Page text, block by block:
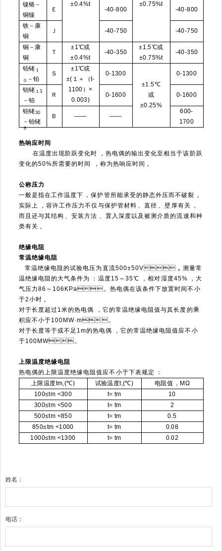
±0.4%t
±0.75%t
镍铬－
铜镍
Ｅ -40-800 -40-800
铁－康
铜
Ｊ -40-750 -40-750
铜－康
铜
Ｔ
±1℃或
±0.4%t
-40-350
±1.5℃或
±0.75%t
-40-350
铂铑 １
０ －铂
Ｓ
±1℃或
±(１＋（t-
1100）×
0.003)
0-1300
±1.5℃
或
±0.25%
0-1300
铂铑 １3
－铂
Ｒ 0-1600 0-1600
铂铑30
－铂铑
６
Ｂ —— ——
600-
1700
热响应时间
在温度出现阶跃变化时，热电偶的输出变化至相当于该阶跃
变化的50%所需要的时间，称为热响应时间。
公称压力
一般是指在工作温度下，保护管所能承受的静态外压而不破裂。
实际上，容许工作压力不仅与保护管材料、直径、壁厚有关，
而且还与其结构、安装方法、置入深度以及被测介质的流速和种
类有关。
绝缘电阻
常温绝缘电阻
常温绝缘电阻的试验电压为直流500±50V，测量常
温绝缘电阻的大气条件为：温度15～35℃，相对湿度45%，大
气压力86～106KPa。热电偶在该条件下放置时间不小
于2小时。
对于长度超过1米的热电偶，它的常温绝缘电阻值与其长度的乘
积应不小于100MW·m。
对于长度等于或不足1m的热电偶，它的常温绝缘电阻值应不小
于100MW。
上限温度绝缘电阻
热电偶的上限温度绝缘电阻值应不小于下表规定：
上限温度tm,(℃)
试验温度t,(℃)
电阻值，MΩ
100≤tm <300 t= tm
10
300≤tm <500 t= tm
2
500≤tm <850 t= tm
0.5
850≤tm <1000 t= tm
0.08
1000≤tm <1300 t= tm 0.02
姓名：
电话：